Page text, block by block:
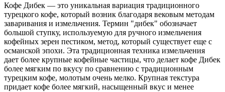
Кофе Дибек — это уникальная вариация традиционного
турецкого кофе, который возник благодаря вековым методам
заваривания и измельчения. Термин "дибек" обозначает
большой ступку, используемую для ручного измельчения
кофейных зерен пестиком, метод, который существует еще с
османской эпохи. Эта традиционная техника измельчения
дает более крупные кофейные частицы, что делает кофе Дибек
более мягким по вкусу по сравнению с традиционным
турецким кофе, молотым очень мелко. Крупная текстура
придает кофе более мягкий, насыщенный вкус и менее